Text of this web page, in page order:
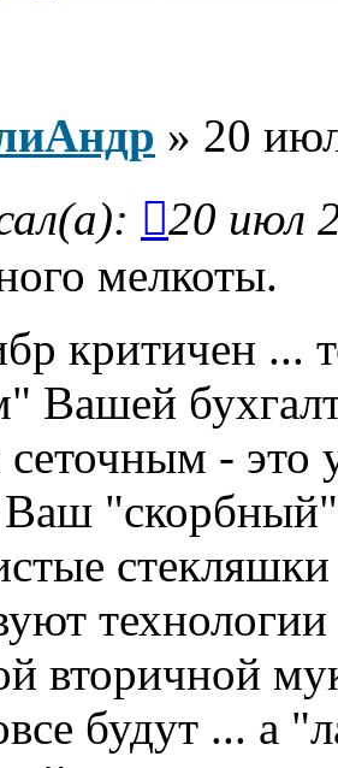
» 20
20 июл
мелкоты.
критичен ...
Вашей
сеточным -
Ваш
стекляшки
вторичной
будут ... а